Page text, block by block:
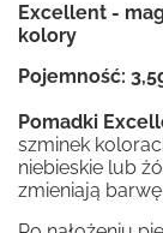
Excellent -
kolory
Pojemność:
Pomadki
szminek
niebieskie lub
zmieniają